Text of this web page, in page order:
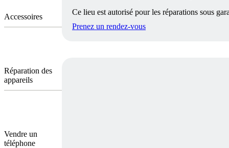
Accessoires
Réparation des
appareils
Vendre un
téléphone
Ce lieu est autorisé pour les réparations sous
Prenez un rendez-vous